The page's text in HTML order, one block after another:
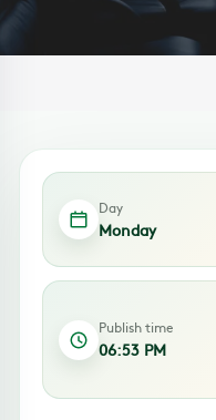
Day
Monday
Publish time
06:53 PM